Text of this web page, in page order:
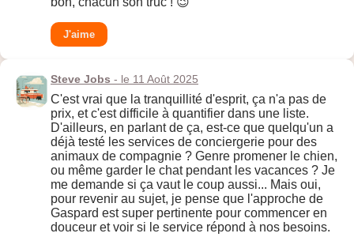
J'aime
Steve Jobs - le 11 Août 2025
C'est vrai que la tranquillité d'esprit, ça n'a pas de
prix, et c'est difficile à quantifier dans une liste.
D'ailleurs, en parlant de ça, est-ce que quelqu'un a
déjà testé les services de conciergerie pour des
animaux de compagnie ? Genre promener le chien,
ou même garder le chat pendant les vacances ? Je
me demande si ça vaut le coup aussi... Mais oui,
pour revenir au sujet, je pense que l'approche de
Gaspard est super pertinente pour commencer en
douceur et voir si le service répond à nos besoins.